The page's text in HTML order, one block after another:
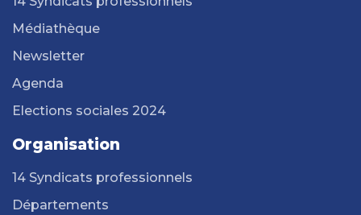
Médiathèque
Newsletter
Agenda
Elections sociales 2024
Organisation
14 Syndicats professionnels
Départements